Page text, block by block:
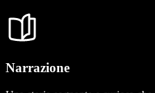
Narrazione